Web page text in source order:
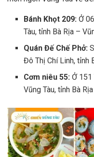
Bánh Khọt 209: Ở
Tàu, tỉnh Bà Rịa –
Quán Đế Chế Phở:
Đô Thị Chí Linh, tỉnh
Cơm niêu 55:Ở 151
Vũng Tàu, tỉnh Bà